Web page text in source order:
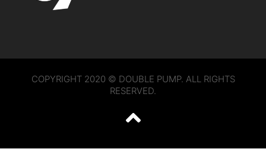
COPYRIGHT 2020 © DOUBLE PUMP. ALL RIGHTS
RESERVED.